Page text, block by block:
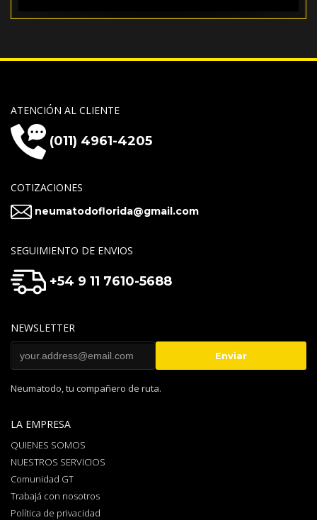
ATENCIÓN AL CLIENTE
(011) 4961-4205
COTIZACIONES
neumatodoflorida@gmail.com
SEGUIMIENTO DE ENVIOS
+54 9 11 7610-5688
NEWSLETTER
Neumatodo, tu compañero de ruta.
LA EMPRESA
QUIENES SOMOS
NUESTROS SERVICIOS
Comunidad GT
Trabajá con nosotros
Política de privacidad